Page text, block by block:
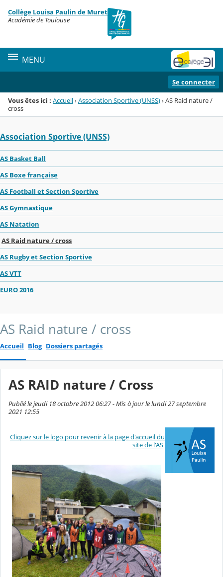
Menu de la rubrique
Contenu
Collège Louisa Paulin de Muret
Académie de Toulouse
MENU
Se connecter
Vous êtes ici : Accueil›Association Sportive (UNSS)›AS Raid nature /
cross
Association Sportive (UNSS)
AS Basket Ball
AS Boxe française
AS Football et Section Sportive
AS Gymnastique
AS Natation
AS Raid nature / cross
AS Rugby et Section Sportive
AS VTT
EURO 2016
AS Raid nature / cross
Accueil Blog Dossiers partagés
AS RAID nature / Cross
Publié le jeudi 18 octobre 2012 06:27 - Mis à jour le lundi 27 septembre
2021 12:55
Cliquez sur le logo pour revenir à la page d'accueil du
site de l'AS